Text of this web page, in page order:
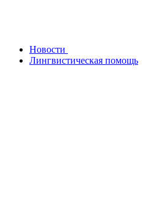
Новости
Лингвистическая помощь